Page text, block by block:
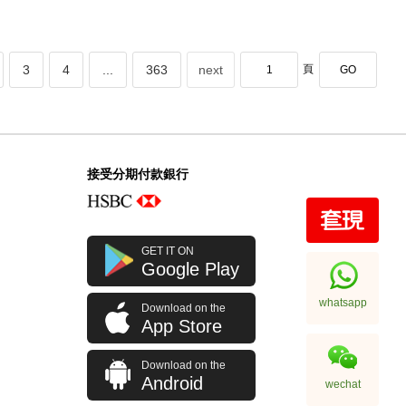
3 4 363 next 頁 GO
接受分期付款銀行
GET IT ON
Google Play
Download on the
App Store
Download on the
Android
whatsapp
wechat